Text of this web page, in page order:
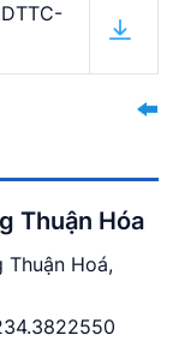
Thuận Hóa
Hoá,